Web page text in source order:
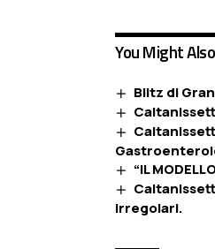
You Might
Blitz di
“IL
irregolari.